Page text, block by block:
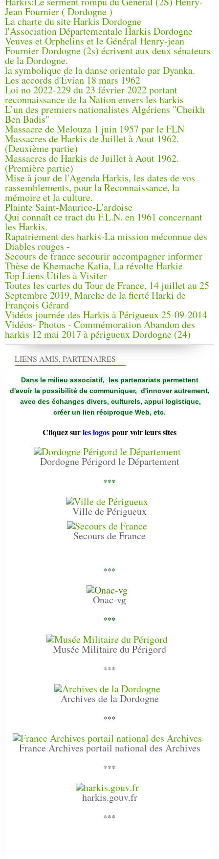
Jean Fournier ( Dordogne )
La charte du site Harkis Dordogne
l'Association Départementale Harkis Dordogne
Veuves et Orphelins et le Général Henry-jean
Fournier Dordogne (2s) écrivent aux deux sénateurs
de la Dordogne.
la symbolique de la danse orientale par Dyanka.
Les accords d'Évian 18 mars 1962
Loi no 2022-229 du 23 février 2022 portant
reconnaissance de la Nation envers les harkis
L’un des premiers nationalistes Algériens "Cheikh
Ben Badis"
Massacre de Melouza 1 juin 1957 par le FLN
Massacres de Harkis de Juillet à Aout 1962.
(Deuxième partie)
Massacres de Harkis de Juillet à Aout 1962.
(Première partie)
Mise à jour de l'Agenda Harkis, les dates de vos
rassemblements, pour la Reconnaissance, la
mémoire et la culture.
Plainte Saint-Maurice-L'ardoise
Qui connaît ce tract du F.L.N. en 1961 concernant
les Harkis.
Rapatriement des harkis-La mission méconnue des
Diables rouges -
Secours de france secourir accompagner informer
Thèse de Khemache Katia, La révolte Harkie
Top Liens Utiles à Visiter
Toutes les cartes du Tour de France, 14 juillet au 25
Septembre 2019, Marche de la fierté Harki de
François Gérard
Vidéos journée des Harkis à Périgueux 25-09-2014
Vidéos- Photos - Commémoration Abandon des
harkis 12 mai 2017 à périgueux Dordogne (24)
LIENS AMIS, PARTENAIRES
Dans le milieu associatif, les partenariats permettent
d'avoir la possibilité de communiquer, d'innover autrement,
avec des échanges divers, culturels, appui logistique,
créer un lien réciproque Web, etc.
Cliquez surles logos pour voir leurs sites
Dordogne Périgord le Département
***
Ville de Périgueux
Secours de France
***
Onac-vg
***
Musée Militaire du Périgord
***
Archives de la Dordogne
***
France Archives portail national des Archives
***
harkis.gouv.fr
***